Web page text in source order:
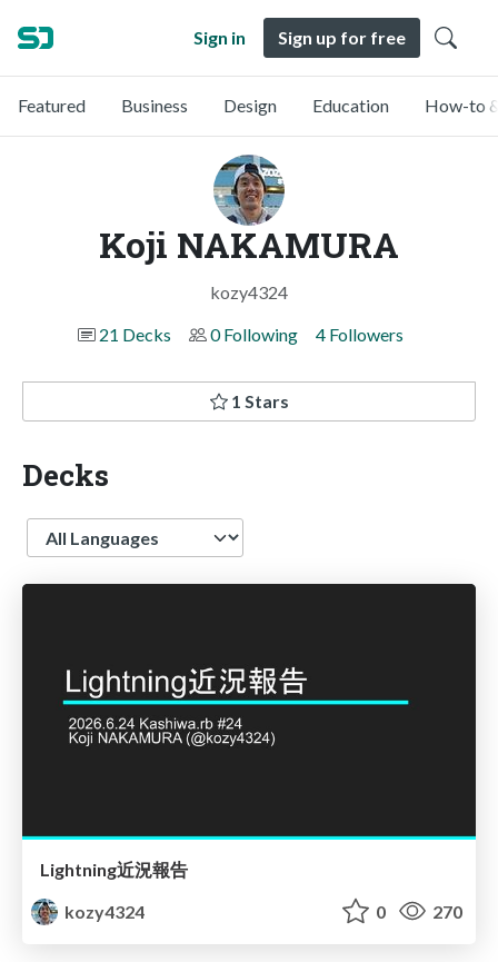
Sign in Sign up for free
Featured Business Design Education How-to
Koji NAKAMURA
kozy4324
21 Decks
0 Following 4 Followers
1 Stars
Decks
Language
Lightning近況報告
kozy4324
0 270